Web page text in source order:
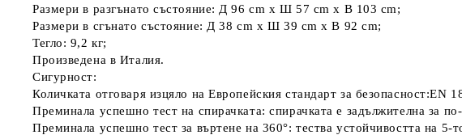
Размери в разгънато състояние: Д 96 cm х Ш 57 cm х В 103 cm;
Размери в сгънато състояние: Д 38 cm х Ш 39 cm х В 92 cm;
Тегло: 9,2 кг;
Произведена в Италия.
Сигурност:
Количката отговаря изцяло на Европейския стандарт за безопасност:EN
Преминала успешно тест на спирачката: спирачката е задължителна за
Преминала успешно тест за въртене на 360°: тества устойчивостта на 5-